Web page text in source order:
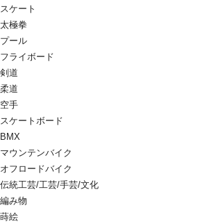
スケート
太極拳
プール
フライボード
剣道
柔道
空手
スケートボード
BMX
マウンテンバイク
オフロードバイク
伝統工芸/工芸/手芸/文化
編み物
蒔絵